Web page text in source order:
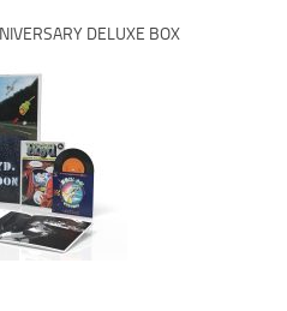
DELUXE BOX